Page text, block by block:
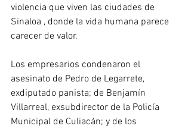
violencia que viven las ciudades de
Sinaloa , donde la vida humana parece
carecer de valor.
Los empresarios condenaron el
asesinato de Pedro de Legarrete,
exdiputado panista; de Benjamín
Villarreal, exsubdirector de la Policía
Municipal de Culiacán; y de los